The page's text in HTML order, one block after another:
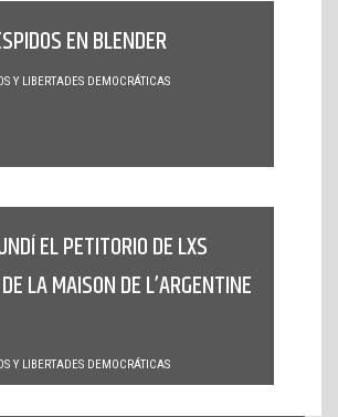
EN BLENDER
Y LIBERTADES DEMOCRÁTICAS
EL PETITORIO DE LXS
LA MAISON DE L’ARGENTINE
Y LIBERTADES DEMOCRÁTICAS